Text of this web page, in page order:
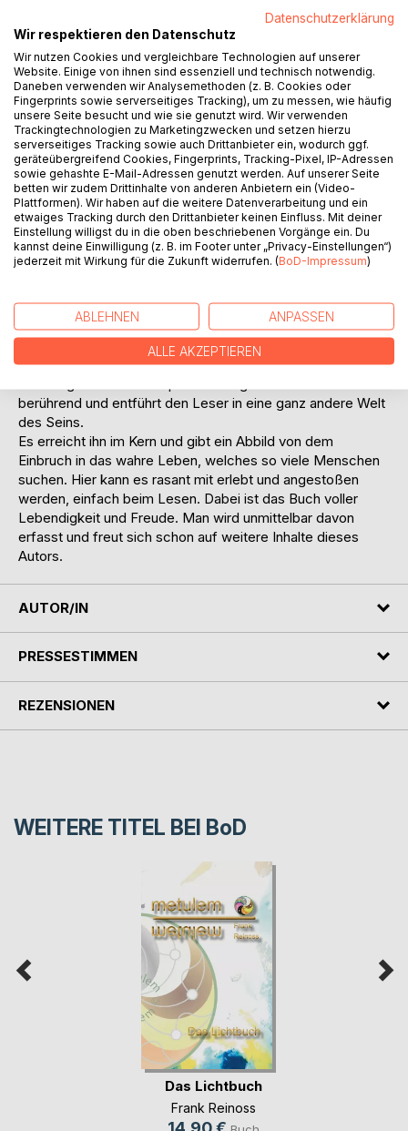
wie ein Tor zu neuen Dimensionen erfahren wird.
Dieses Buch handelt von dem Einbruch in dein wahres
Leben, ins Jetzt, egal, an welchem Punkt du dich
befindest. Es ist ohne Bedeutung, ob dir dieses Buch
gefällt oder du alles verstehst. Es erfasst dich regelrecht
dynamisch in der dir entsprechenden Form und
Ausprägung. Es wirkt durch reines Dasein, mehr nicht. Bist
du reif dafür?
Zuwendung-Weisheit-Umdenken-Charisma-Klarheit
Dieses Buch ist ein stark autobiografisches Erstlingswerk
des Autors Frank Reinoss. Der Namensgeber ist der süße
Nachzügler Neo, der mit Down Syndrom zur Welt kam und
auch HerrZwuck genannt wird. Zwuck steht dabei für
Charisma-Klarheit.
Das Buch ist eckig, wild und voller Energie und enthält, wie
alle Bücher des Autors, neben den teilweise kuriosen
Geschichten mitten aus dem Leben auch die alten Fragen
berührend und entführt den Leser in eine ganz andere Welt
des Seins.
Es erreicht ihn im Kern und gibt ein Abbild von dem
Einbruch in das wahre Leben, welches so viele Menschen
suchen. Hier kann es rasant mit erlebt und angestoßen
werden, einfach beim Lesen. Dabei ist das Buch voller
Lebendigkeit und Freude. Man wird unmittelbar davon
erfasst und freut sich schon auf weitere Inhalte dieses
Autors.
AUTOR/IN
PRESSESTIMMEN
REZENSIONEN
WEITERE TITEL BEI BoD
Das Lichtbuch
Frank Reinoss
Datenschutzerklärung
Wir respektieren den Datenschutz
Wir nutzen Cookies und vergleichbare Technologien auf unserer
Website. Einige von ihnen sind essenziell und technisch notwendig.
Daneben verwenden wir Analysemethoden (z. B. Cookies oder
Fingerprints sowie serverseitiges Tracking), um zu messen, wie häufig
unsere Seite besucht und wie sie genutzt wird. Wir verwenden
Trackingtechnologien zu Marketingzwecken und setzen hierzu
serverseitiges Tracking sowie auch Drittanbieter ein, wodurch ggf.
geräteübergreifend Cookies, Fingerprints, Tracking-Pixel, IP-Adressen
sowie gehashte E-Mail-Adressen genutzt werden. Auf unserer Seite
betten wir zudem Drittinhalte von anderen Anbietern ein (Video-
Plattformen). Wir haben auf die weitere Datenverarbeitung und ein
etwaiges Tracking durch den Drittanbieter keinen Einfluss. Mit deiner
Einstellung willigst du in die oben beschriebenen Vorgänge ein. Du
kannst deine Einwilligung (z. B. im Footer unter „Privacy-Einstellungen“)
jederzeit mit Wirkung für die Zukunft widerrufen. (BoD-Impressum)
ABLEHNEN ANPASSEN
ALLE AKZEPTIEREN